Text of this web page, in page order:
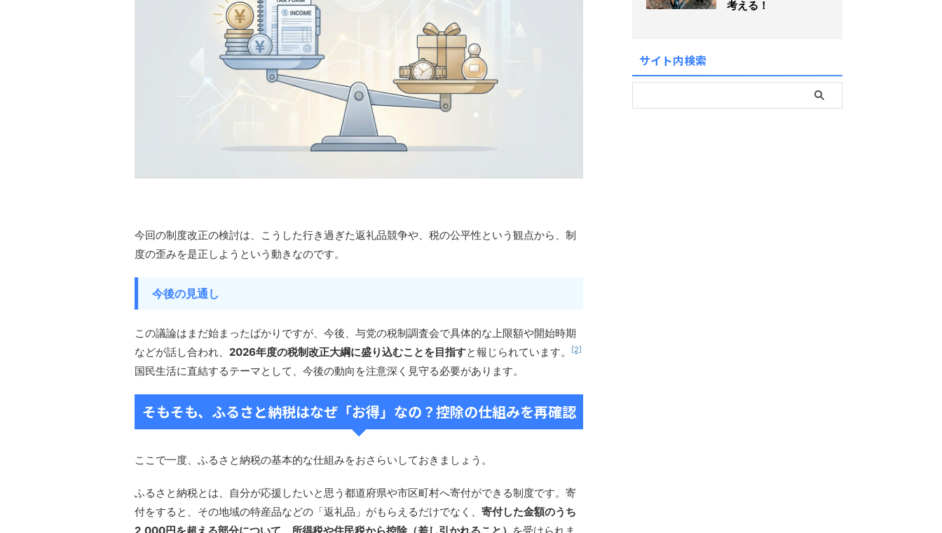
今回の制度改正の検討は、こうした行き過ぎた返礼品競争や、税の公平性という観点から、制
度の歪みを是正しようという動きなのです。
今後の見通し
この議論はまだ始まったばかりですが、今後、与党の税制調査会で具体的な上限額や開始時期
などが話し合われ、 2026年度の税制改正大綱に盛り込むことを目指すと報じられています。 [2]
国民生活に直結するテーマとして、今後の動向を注意深く見守る必要があります。
そもそも、ふるさと納税はなぜ「お得」なの？控除の仕組みを再確認
ここで一度、ふるさと納税の基本的な仕組みをおさらいしておきましょう。
ふるさと納税とは、自分が応援したいと思う都道府県や市区町村へ寄付ができる制度です。寄
付をすると、その地域の特産品などの「返礼品」がもらえるだけでなく、 寄付した金額のうち
考える！
サイト内検索